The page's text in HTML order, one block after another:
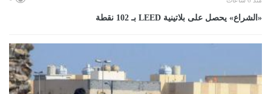
«الشراع» يحصل على بلاتينية LEED بـ 102 نقطة